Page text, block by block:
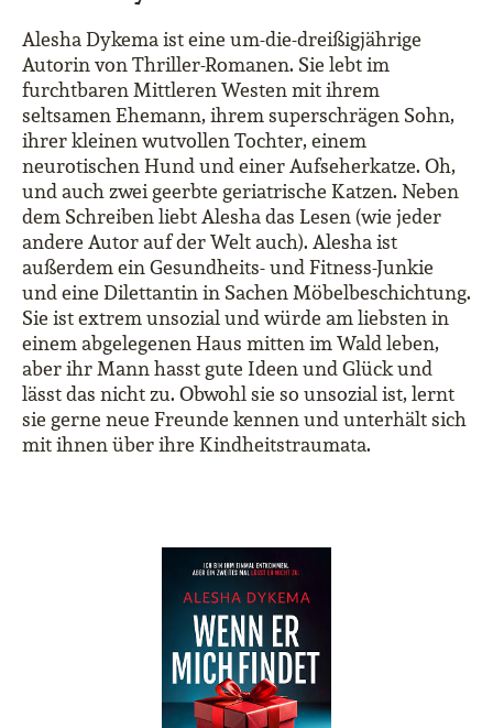
Alesha Dykema ist eine um-die-dreißigjährige
Autorin von Thriller-Romanen. Sie lebt im
furchtbaren Mittleren Westen mit ihrem
seltsamen Ehemann, ihrem superschrägen Sohn,
ihrer kleinen wutvollen Tochter, einem
neurotischen Hund und einer Aufseherkatze. Oh,
und auch zwei geerbte geriatrische Katzen. Neben
dem Schreiben liebt Alesha das Lesen (wie jeder
andere Autor auf der Welt auch). Alesha ist
außerdem ein Gesundheits- und Fitness-Junkie
und eine Dilettantin in Sachen Möbelbeschichtung.
Sie ist extrem unsozial und würde am liebsten in
einem abgelegenen Haus mitten im Wald leben,
aber ihr Mann hasst gute Ideen und Glück und
lässt das nicht zu. Obwohl sie so unsozial ist, lernt
sie gerne neue Freunde kennen und unterhält sich
mit ihnen über ihre Kindheitstraumata.